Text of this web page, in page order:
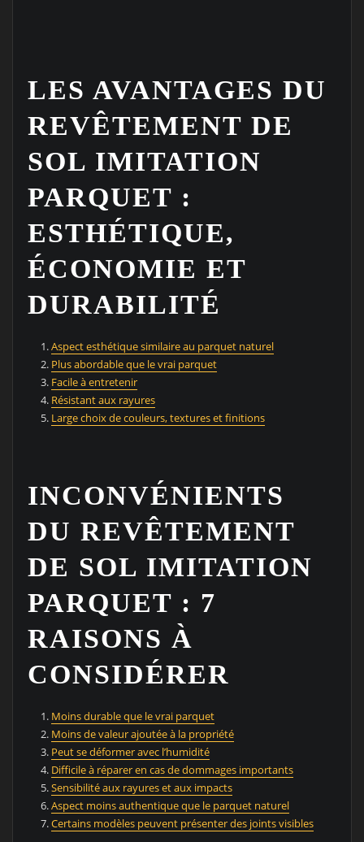
LES AVANTAGES DU
REVÊTEMENT DE
SOL IMITATION
PARQUET :
ESTHÉTIQUE,
ÉCONOMIE ET
DURABILITÉ
Aspect esthétique similaire au parquet naturel
Plus abordable que le vrai parquet
Facile à entretenir
Résistant aux rayures
Large choix de couleurs, textures et finitions
INCONVÉNIENTS
DU REVÊTEMENT
DE SOL IMITATION
PARQUET : 7
RAISONS À
CONSIDÉRER
Moins durable que le vrai parquet
Moins de valeur ajoutée à la propriété
Peut se déformer avec l’humidité
Difficile à réparer en cas de dommages importants
Sensibilité aux rayures et aux impacts
Aspect moins authentique que le parquet naturel
Certains modèles peuvent présenter des joints visibles